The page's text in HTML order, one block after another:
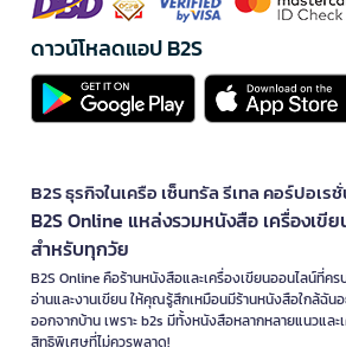
ดาวน์โหลดแอป B2S
B2S ธุรกิจในเครือ เซ็นทรัล รีเทล คอร์ปอเร
B2S Online แหล่งรวมหนังสือ เครื่องเขี
สำหรับทุกวัย
B2S Online คือร้านหนังสือและเครื่องเขียนออนไลน์ที่ค
อ่านและงานเขียน ให้คุณรู้สึกเหมือนมีร้านหนังสือใกล้ฉัน
ออกจากบ้าน เพราะ b2s มีทั้งหนังสือหลากหลายแนวแ
สิทธิพิเศษที่ไม่ควรพลาด!